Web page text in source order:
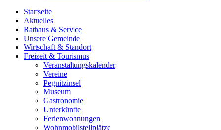
Startseite
Aktuelles
Rathaus & Service
Unsere Gemeinde
Wirtschaft & Standort
Freizeit & Tourismus
Veranstaltungskalender
Vereine
Pegnitzinsel
Museum
Gastronomie
Unterkünfte
Ferienwohnungen
Wohnmobilstellplätze